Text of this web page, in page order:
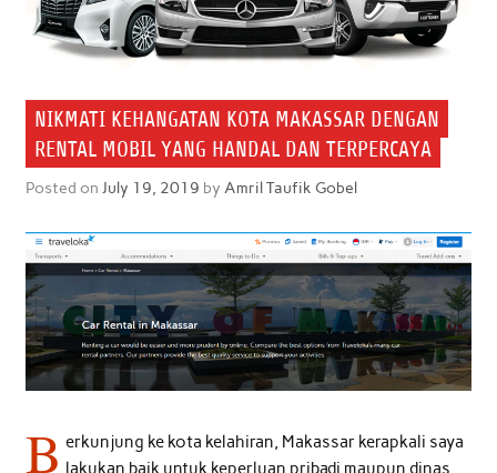
NIKMATI KEHANGATAN KOTA MAKASSAR DENGAN
RENTAL MOBIL YANG HANDAL DAN TERPERCAYA
Posted on July 19, 2019 by Amril Taufik Gobel
B erkunjung ke kota kelahiran, Makassar kerapkali saya
lakukan baik untuk keperluan pribadi maupun dinas